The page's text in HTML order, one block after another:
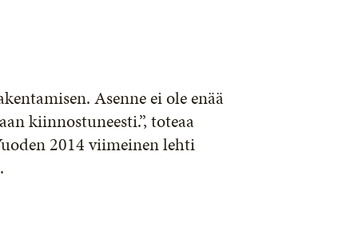
Asenne ei ole enää
kiinnostuneesti.”, toteaa
2014 viimeinen lehti